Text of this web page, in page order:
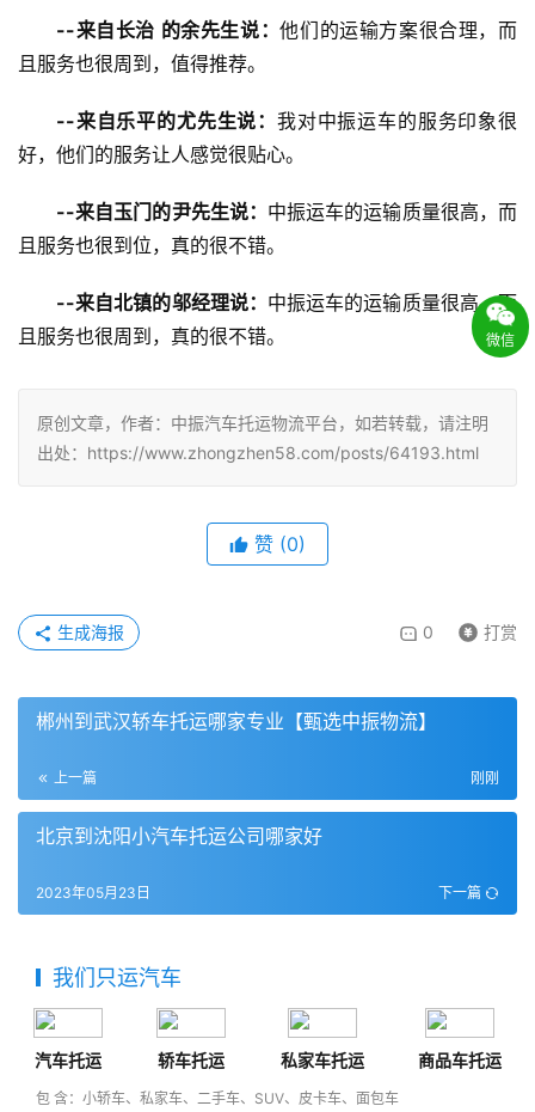
--来自长治 的余先生说：他们的运输方案很合理，而
且服务也很周到，值得推荐。
--来自乐平的尤先生说： 我对中振运车的服务印象很
好，他们的服务让人感觉很贴心。
--来自玉门的尹先生说： 中振运车的运输质量很高，而
且服务也很到位，真的很不错。
--来自北镇的邬经理说： 中振运车的运输质量很高，而
且服务也很周到，真的很不错。
原创文章，作者：中振汽车托运物流平台，如若转载，请注明
出处：https://www.zhongzhen58.com/posts/64193.html
赞 (0)
0 打赏
生成海报
郴州到武汉轿车托运哪家专业【甄选中振物流】
上一篇 刚刚
北京到沈阳小汽车托运公司哪家好
下一篇
2023年05月23日
我们只运汽车
汽车托运 轿车托运 私家车托运 商品车托运
包 含：小轿车、私家车、二手车、SUV、皮卡车、面包车
微信